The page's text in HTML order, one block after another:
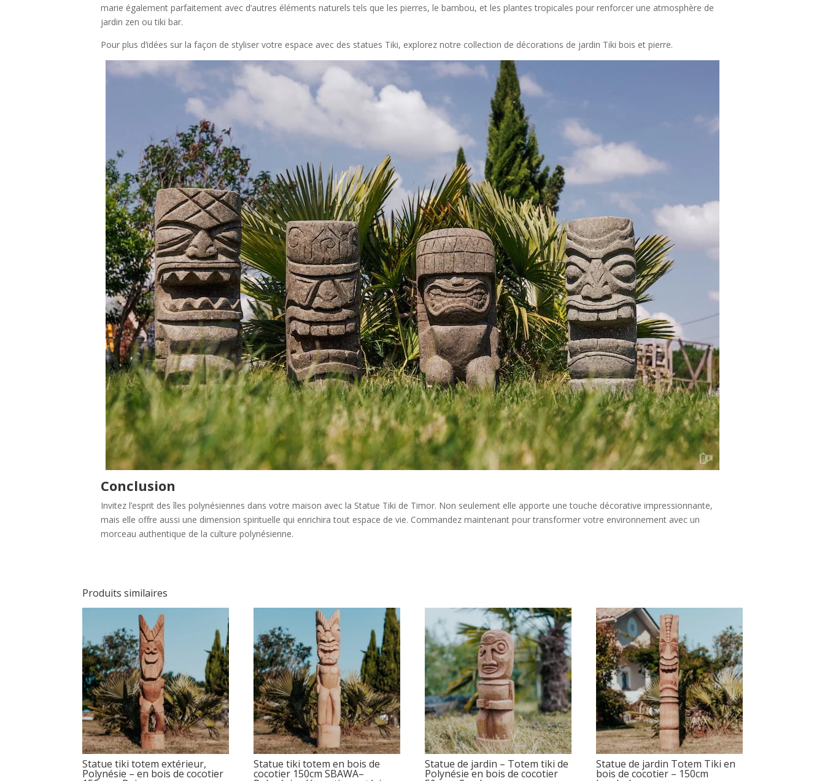
marie également parfaitement avec d’autres éléments naturels tels que les pierres, le bambou, et les plantes tropicales pour renforcer une atmosphère de
jardin zen ou tiki bar.
Pour plus d’idées sur la façon de styliser votre espace avec des statues Tiki, explorez notre collection de décorations de jardin Tiki bois et pierre.
Conclusion
Invitez l’esprit des îles polynésiennes dans votre maison avec la Statue Tiki de Timor. Non seulement elle apporte une touche décorative impressionnante,
mais elle offre aussi une dimension spirituelle qui enrichira tout espace de vie. Commandez maintenant pour transformer votre environnement avec un
morceau authentique de la culture polynésienne.
Produits similaires
Statue tiki totem extérieur,
Polynésie – en bois de cocotier
Statue tiki totem en bois de
cocotier 150cm SBAWA–
Statue de jardin – Totem tiki de
Polynésie en bois de cocotier
Statue de jardin Totem Tiki en
bois de cocotier – 150cm